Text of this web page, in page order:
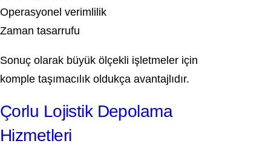
Operasyonel verimlilik
Zaman tasarrufu
Sonuç olarak büyük ölçekli işletmeler için
komple taşımacılık oldukça avantajlıdır.
Çorlu Lojistik Depolama
Hizmetleri